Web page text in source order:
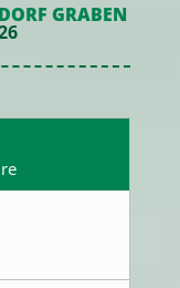
GRABEN